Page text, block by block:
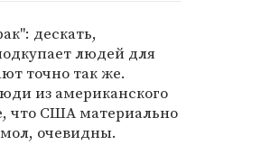
дескать,
людей для
точно так же.
из американского
что США материально
очевидны.